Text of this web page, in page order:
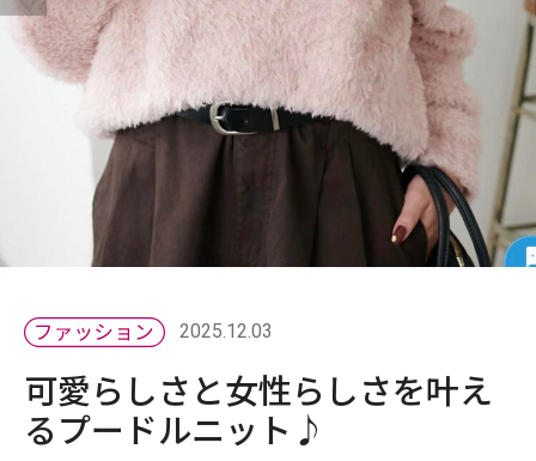
2025.12.03
可愛らしさと女性らしさを叶え
るプードルニット♪